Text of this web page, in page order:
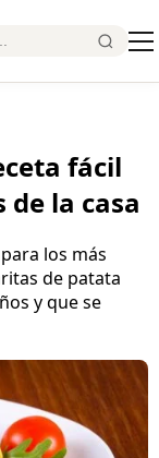
fácil
la casa
los más
de patata
y que se